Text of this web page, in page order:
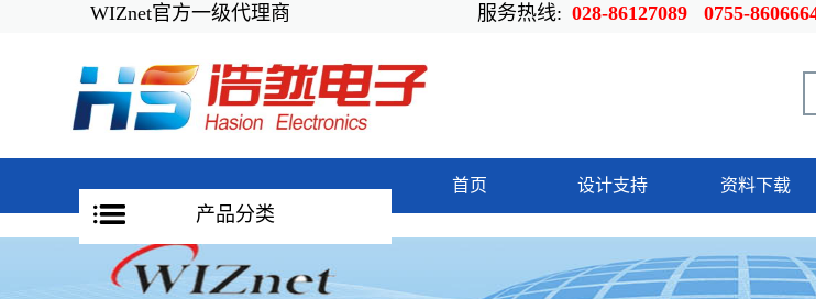
WIZnet官方一级代理商 服务热线: 028-86127089 0755-
产品分类
首页 设计支持 资料下载